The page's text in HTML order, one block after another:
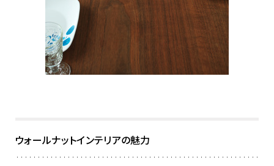
ウォールナットインテリアの魅力